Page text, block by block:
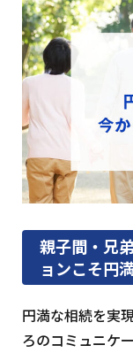
親子間・兄
ョンこそ円
円満な相続を実
ろのコミュニケ